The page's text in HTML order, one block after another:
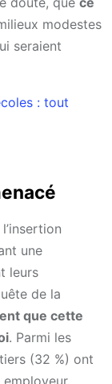
modestes
seraient
: tout
une
leurs
de la
que cette
. Parmi les
(32 %) ont